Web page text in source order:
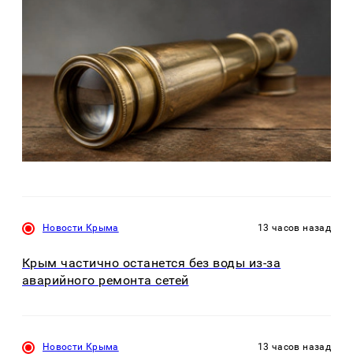
Новости Крыма 13 часов назад
Крым частично останется без воды из-за
аварийного ремонта сетей
Новости Крыма 13 часов назад